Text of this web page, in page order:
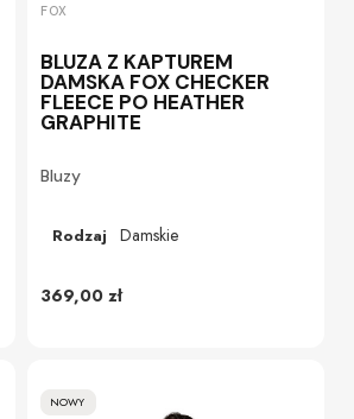
FOX
BLUZA Z KAPTUREM
DAMSKA FOX CHECKER
FLEECE PO HEATHER
GRAPHITE
Bluzy
Rodzaj Damskie
369,00 zł
NOWY